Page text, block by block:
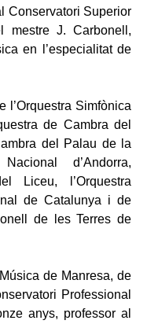
Conservatori Superior
mestre J. Carbonell,
en l’especialitat de
l’Orquestra Simfònica
de Cambra del
del Palau de la
d’Andorra,
Liceu, l’Orquestra
de Catalunya i de
de les Terres de
de Manresa, de
Professional
anys, professor al